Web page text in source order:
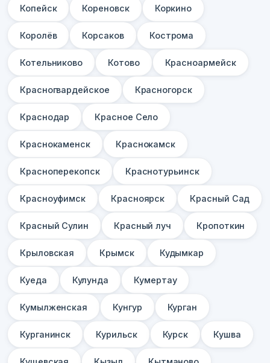
Копейск Кореновск Коркино
Королёв Корсаков Кострома
Котельниково Котово Красноармейск
Красногвардейское Красногорск
Краснодар Красное Село
Краснокаменск Краснокамск
Красноперекопск Краснотурьинск
Красноуфимск Красноярск Красный Сад
Красный Сулин Красный луч Кропоткин
Крыловская Крымск Кудымкар
Куеда Кулунда Кумертау
Кумылженская Кунгур Курган
Курганинск Курильск Курск Кушва